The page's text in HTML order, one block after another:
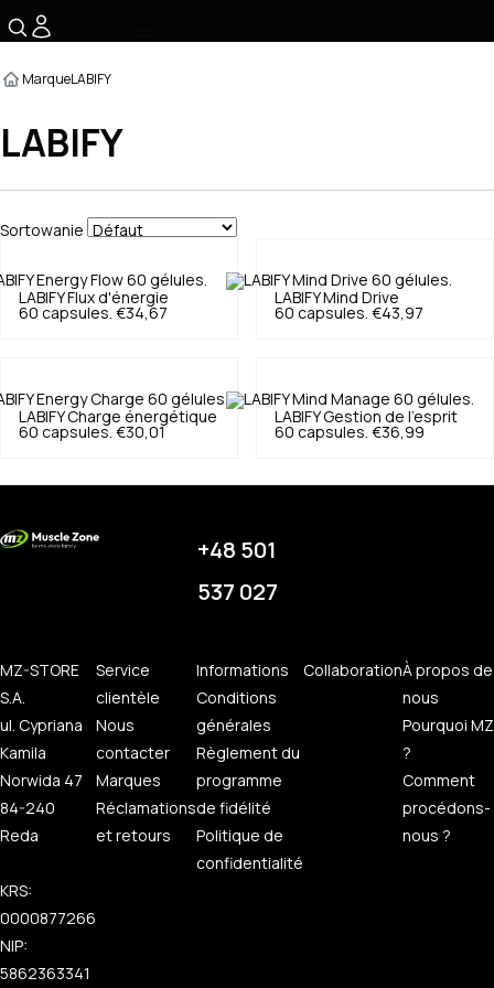
MarqueLABIFY
LABIFY
Sortowanie
LABIFY Flux d'énergie
60 capsules. €34,67
LABIFY Mind Drive
60 capsules. €43,97
LABIFY Charge énergétique
60 capsules. €30,01
LABIFY Gestion de l'esprit
60 capsules. €36,99
+48 501
537 027
MZ-STORE
S.A.
ul. Cypriana
Kamila
Norwida 47
84-240
Reda
KRS:
0000877266
NIP:
5862363341
Service
clientèle
Nous
contacter
Marques
Réclamations
et retours
Informations
Conditions
générales
Règlement du
programme
de fidélité
Politique de
confidentialité
CollaborationÀ propos de
nous
Pourquoi MZ
?
Comment
procédons-
nous ?